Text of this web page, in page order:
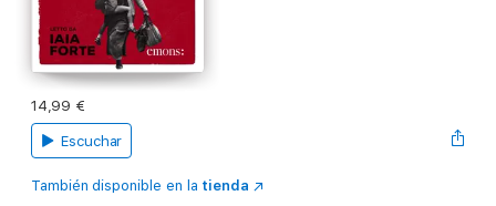
14,99 €
Escuchar
También disponible en la tienda